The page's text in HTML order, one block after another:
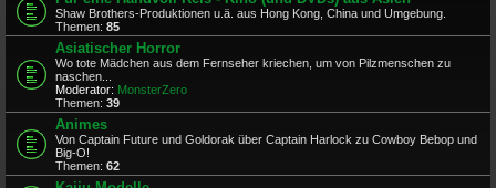
Shaw Brothers-Produktionen u.ä. aus Hong Kong, China und Umgebung.
Themen: 85
Asiatischer Horror
Wo tote Mädchen aus dem Fernseher kriechen, um von Pilzmenschen zu
naschen...
Moderator: MonsterZero
Themen: 39
Animes
Von Captain Future und Goldorak über Captain Harlock zu Cowboy Bebop und
Big-O!
Themen: 62